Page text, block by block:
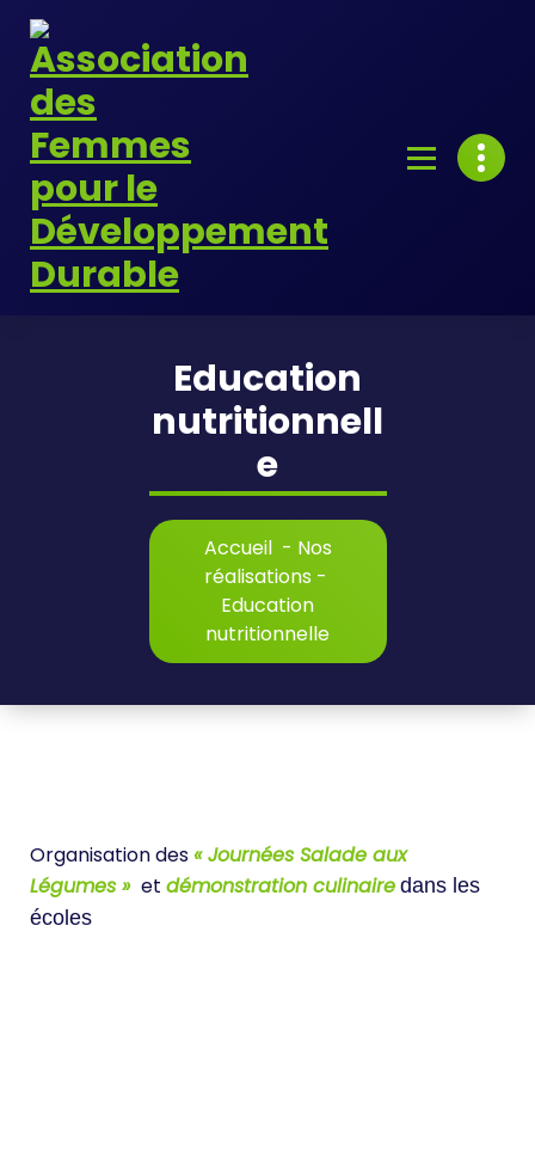
Skip
content
Education
nutritionnell
e
Accueil- Nos
réalisations-
Education
nutritionnelle
Organisation des« Journées Salade aux
Légumes » et démonstration culinaire dans les
écoles